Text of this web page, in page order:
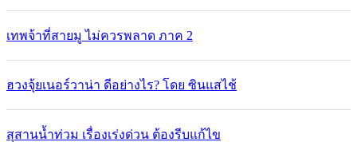
เทพจ้าที่สายมู ไม่ควรพลาด ภาค 2
ฮวงจุ้ยเนอร์วาน่า ดีอย่างไร? โดย ซินแสไช้
สุสานน้ำท่วม เรื่องเร่งด่วน ต้องรีบแก้ไข